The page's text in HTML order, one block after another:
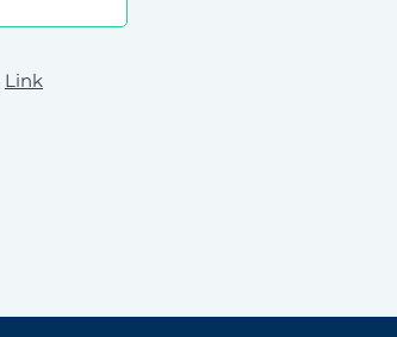
Link